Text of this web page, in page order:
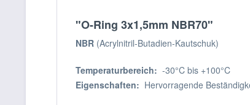
"O-Ring 3x1,5mm NBR70"
NBR (Acrylnitril-Butadien-Kautschuk)
Temperaturbereich: -30°C bis +100°C
Eigenschaften: Hervorragende